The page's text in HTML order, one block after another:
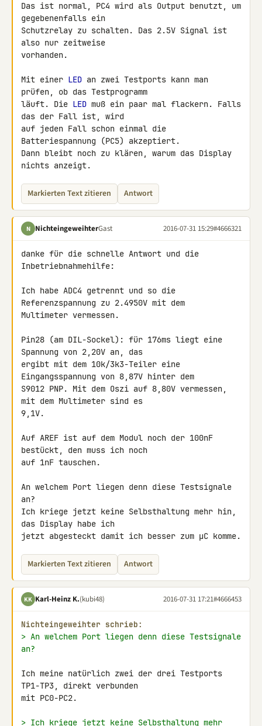
Das ist normal, PC4 wird als Output benutzt, um
gegebenenfalls ein
Schutzrelay zu schalten. Das 2.5V Signal ist
also nur zeitweise
vorhanden.
Mit einer LED an zwei Testports kann man
prüfen, ob das Testprogramm
läuft. Die LED muß ein paar mal flackern. Falls
das der Fall ist, wird
auf jeden Fall schon einmal die
Batteriespannung (PC5) akzeptiert.
Dann bleibt noch zu klären, warum das Display
nichts anzeigt.
Markierten Text zitieren Antwort
N NichteingeweihterGast 2016-07-31 15:29#4666321
danke für die schnelle Antwort und die
Inbetriebnahmehilfe:
Ich habe ADC4 getrennt und so die
Referenzspannung zu 2.4950V mit dem
Multimeter vermessen.
Pin28 (am DIL-Sockel): für 176ms liegt eine
Spannung von 2,20V an, das
ergibt mit dem 10k/3k3-Teiler eine
Eingangsspannung von 8,87V hinter dem
S9012 PNP. Mit dem Oszi auf 8,80V vermessen,
mit dem Multimeter sind es
9,1V.
Auf AREF ist auf dem Modul noch der 100nF
bestückt, den muss ich noch
auf 1nF tauschen.
An welchem Port liegen denn diese Testsignale
an?
Ich kriege jetzt keine Selbsthaltung mehr hin,
das Display habe ich
jetzt abgesteckt damit ich besser zum µC komme.
Markierten Text zitieren Antwort
KK Karl-Heinz K.(kubi48) 2016-07-31 17:21#4666453
Nichteingeweihter schrieb:
> An welchem Port liegen denn diese Testsignale
an?
Ich meine natürlich zwei der drei Testports
TP1-TP3, direkt verbunden
mit PC0-PC2.
> Ich kriege jetzt keine Selbsthaltung mehr